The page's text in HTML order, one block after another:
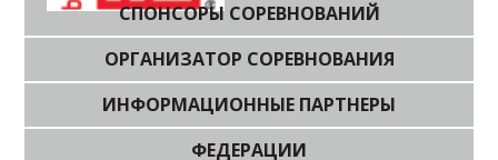
СПОНСОРЫ СОРЕВНОВАНИЙ
ОРГАНИЗАТОР СОРЕВНОВАНИЯ
ИНФОРМАЦИОННЫЕ ПАРТНЕРЫ
ФЕДЕРАЦИИ